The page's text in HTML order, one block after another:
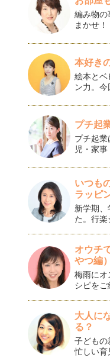
編み物
まかせ
本好き
絵本とベ
ン力。
プチ起
プチ起
児・家
いつも
ラッピ
新学期
た。行
オウチ
やつ編）
梅雨に
シピを
大人に
る？
子ども
忙しい